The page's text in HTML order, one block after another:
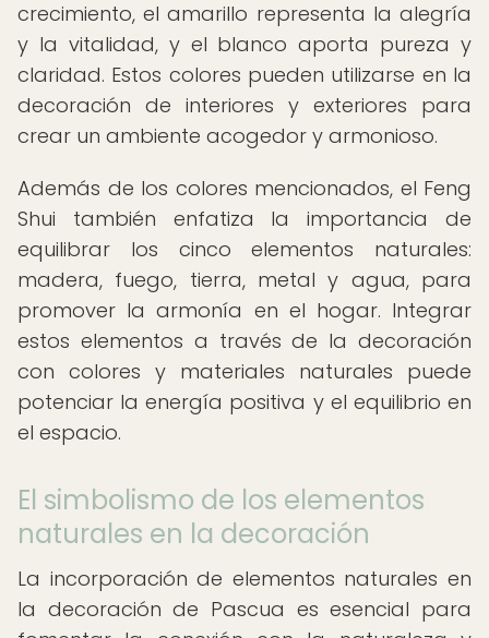
crecimiento, el amarillo representa la alegría
y la vitalidad, y el blanco aporta pureza y
claridad. Estos colores pueden utilizarse en la
decoración de interiores y exteriores para
crear un ambiente acogedor y armonioso.
Además de los colores mencionados, el Feng
Shui también enfatiza la importancia de
equilibrar los cinco elementos naturales:
madera, fuego, tierra, metal y agua, para
promover la armonía en el hogar. Integrar
estos elementos a través de la decoración
con colores y materiales naturales puede
potenciar la energía positiva y el equilibrio en
el espacio.
El simbolismo de los elementos
naturales en la decoración
La incorporación de elementos naturales en
la decoración de Pascua es esencial para